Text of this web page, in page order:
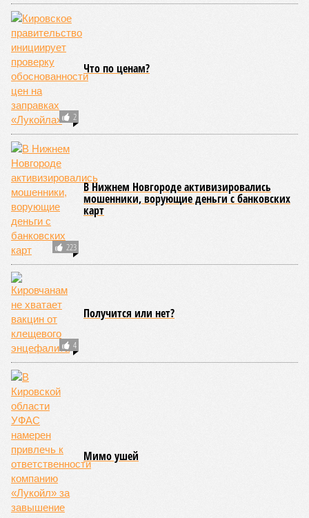
2
Что по ценам?
223
В Нижнем Новгороде активизировались
мошенники, ворующие деньги с банковских
карт
4
Получится или нет?
Мимо ушей